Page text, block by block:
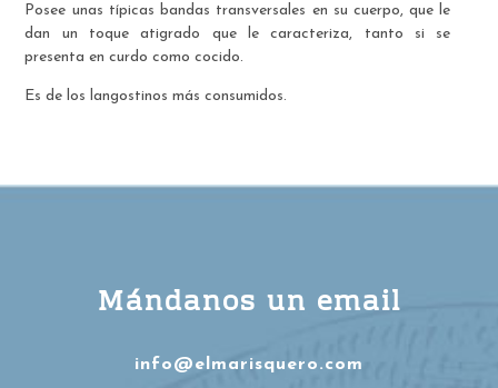
Posee unas típicas bandas transversales en su cuerpo, que le
dan un toque atigrado que le caracteriza, tanto si se
presenta en curdo como cocido.
Es de los langostinos más consumidos.
Mándanos un email
info@elmarisquero.com